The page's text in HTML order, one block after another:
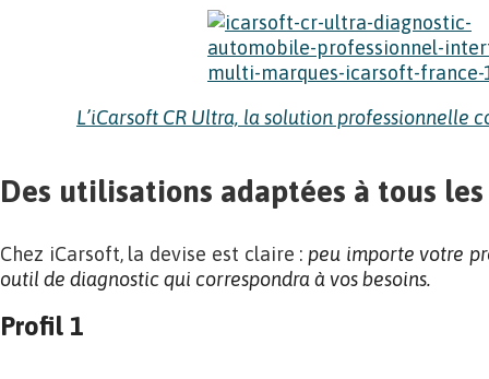
L’iCarsoft CR Ultra, la solution professionnelle
Des utilisations adaptées à tous
Chez iCarsoft, la devise est claire : peu importe votre
outil de diagnostic qui correspondra à vosbesoins.
Profil 1